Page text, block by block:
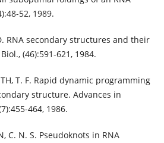
52, 1989.
RNA secondary structures and their
(46):591-621, 1984.
T. F. Rapid dynamic programming
structure. Advances in
464, 1986.
C. N. S. Pseudoknots in RNA